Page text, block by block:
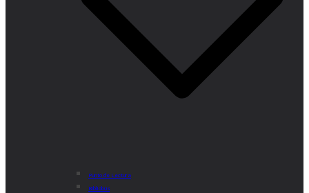
Punto de Lectura
Bibliobús